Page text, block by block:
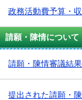
政務活動費予算・
請願・陳情について
請願・陳情審議結果
提出された請願・